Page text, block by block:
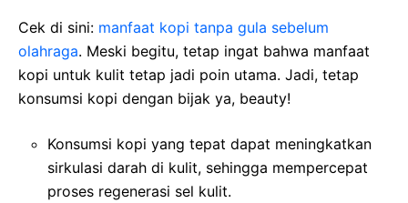
Cek di sini: manfaat kopi tanpa gula sebelum
olahraga. Meski begitu, tetap ingat bahwa manfaat
kopi untuk kulit tetap jadi poin utama. Jadi, tetap
konsumsi kopi dengan bijak ya, beauty!
Konsumsi kopi yang tepat dapat meningkatkan
sirkulasi darah di kulit, sehingga mempercepat
proses regenerasi sel kulit.